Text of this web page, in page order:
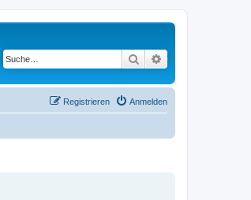
Suche
Anmelden
Registrieren